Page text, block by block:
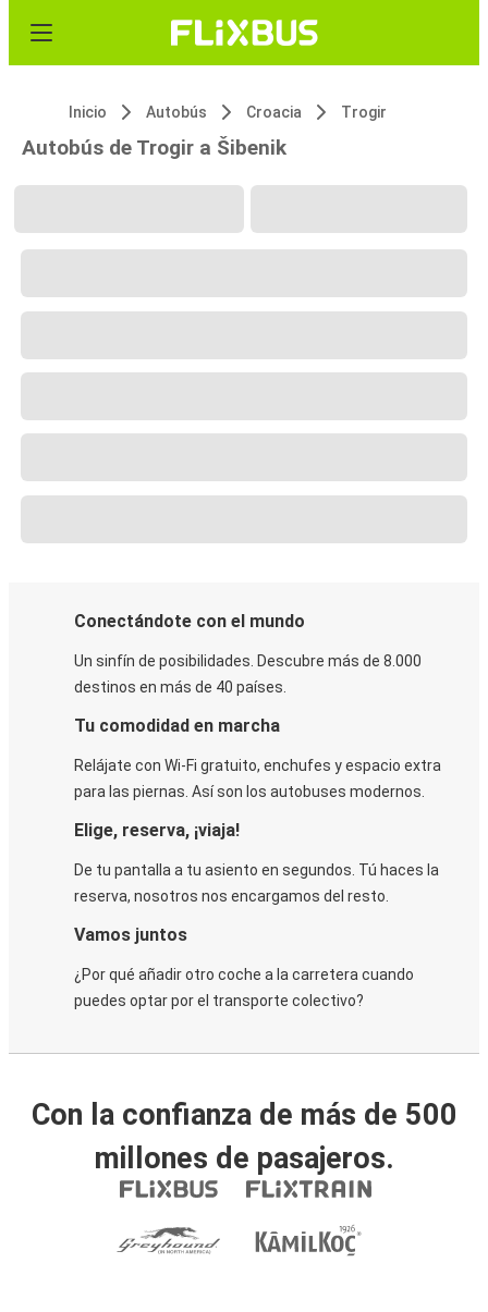
Inicio Autobús Croacia Trogir
Autobús de Trogir a Šibenik
Conectándote con el mundo
Un sinfín de posibilidades. Descubre más de 8.000
destinos en más de 40 países.
Tu comodidad en marcha
Relájate con Wi-Fi gratuito, enchufes y espacio extra
para las piernas. Así son los autobuses modernos.
Elige, reserva, ¡viaja!
De tu pantalla a tu asiento en segundos. Tú haces la
reserva, nosotros nos encargamos del resto.
Vamos juntos
¿Por qué añadir otro coche a la carretera cuando
puedes optar por el transporte colectivo?
Con la confianza de más de 500
millones de pasajeros.